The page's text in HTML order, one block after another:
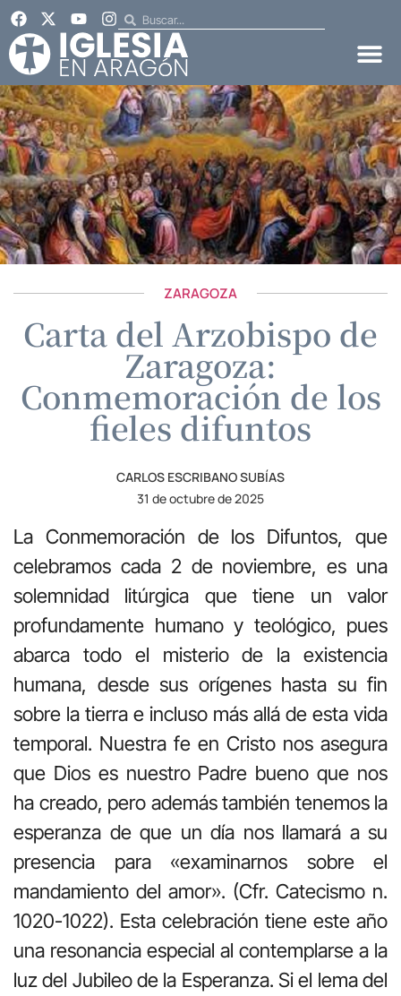
ZARAGOZA
Carta del Arzobispo de
Zaragoza:
Conmemoración de los
fieles difuntos
CARLOS ESCRIBANO SUBÍAS
31 de octubre de 2025
La Conmemoración de los Difuntos, que
celebramos cada 2 de noviembre, es una
solemnidad litúrgica que tiene un valor
profundamente humano y teológico, pues
abarca todo el misterio de la existencia
humana, desde sus orígenes hasta su fin
sobre la tierra e incluso más allá de esta vida
temporal. Nuestra fe en Cristo nos asegura
que Dios es nuestro Padre bueno que nos
ha creado, pero además también tenemos la
esperanza de que un día nos llamará a su
presencia para «examinarnos sobre el
mandamiento del amor». (Cfr. Catecismo n.
1020-1022). Esta celebración tiene este año
una resonancia especial al contemplarse a la
luz del Jubileo de la Esperanza. Si el lema del